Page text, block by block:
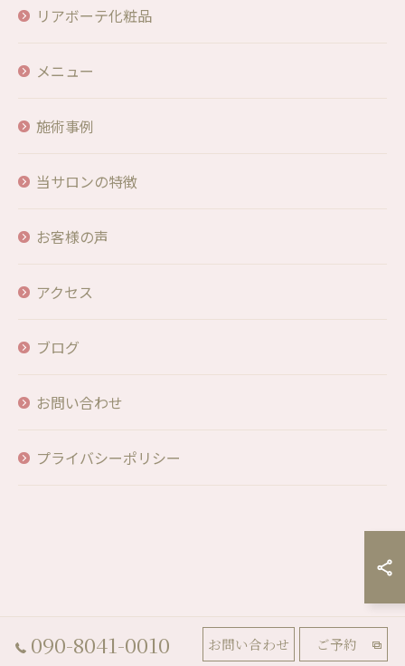
リアボーテ化粧品
メニュー
施術事例
当サロンの特徴
お客様の声
アクセス
ブログ
お問い合わせ
プライバシーポリシー
090-8041-0010 お問い合わせ ご予約